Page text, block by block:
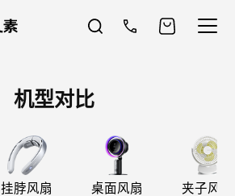
机型对比
挂脖风扇 桌面风扇 夹子风扇